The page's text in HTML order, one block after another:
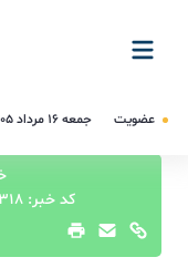
عضویت جمعه ۱۶ مرداد ۱۴۰۵
کد خبر: 14318